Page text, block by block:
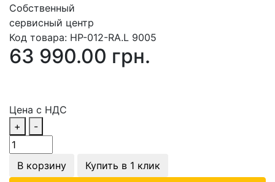
Собственный
сервисный центр
Код товара: HP-012-RA.L 9005
63 990.00 грн.
Цена с НДС
+
-
В корзину Купить в 1 клик